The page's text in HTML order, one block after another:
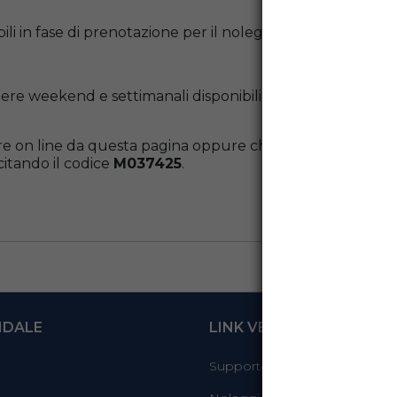
in fase di prenotazione per il noleggio auto in Italia e
weekend e settimanali disponibili in fase di
line da questa pagina oppure chiamare il numero
il codice M037425.
LINK VELOCI
Supporto